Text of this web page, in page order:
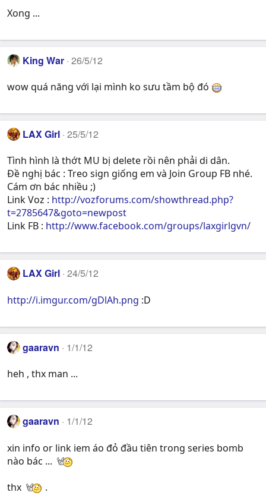
Xong ...
King War 26/5/12
wow quá năng với lại mình ko sưu tầm bộ đó
LAX Girl 25/5/12
Tình hình là thớt MU bị delete rồi nên phải di dân.
Đề nghị bác : Treo sign giống em và Join Group FB nhé.
Cám ơn bác nhiều ;)
Link Voz : http://vozforums.com/showthread.php?
t=2785647&goto=newpost
Link FB : http://www.facebook.com/groups/laxgirlgvn/
LAX Girl 24/5/12
http://i.imgur.com/gDlAh.png :D
gaaravn 1/1/12
heh , thx man ...
gaaravn 1/1/12
xin info or link iem áo đỏ đầu tiên trong series bomb
nào bác ...
thx
.